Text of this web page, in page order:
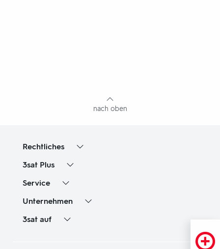
nach oben
Rechtliches
3sat Plus
Service
Unternehmen
3sat auf